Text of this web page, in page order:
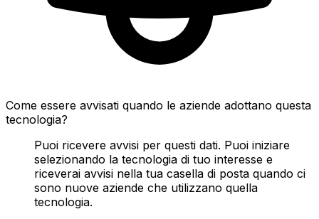
Come essere avvisati quando le aziende adottano questa
tecnologia?
Puoi ricevere avvisi per questi dati. Puoi iniziare
selezionando la tecnologia di tuo interesse e
riceverai avvisi nella tua casella di posta quando ci
sono nuove aziende che utilizzano quella
tecnologia.